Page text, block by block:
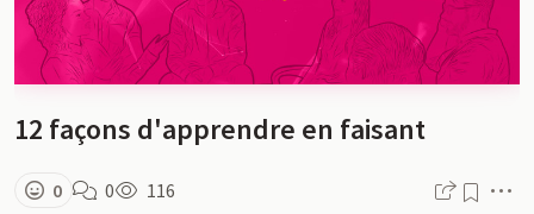
12 façons d'apprendre en faisant
0 0 116